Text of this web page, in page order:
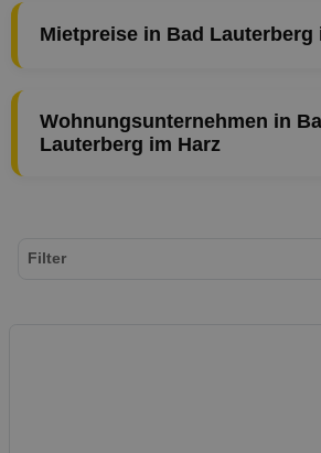
Mietpreise in Bad Lauterberg
Wohnungsunternehmen in
Lauterberg im Harz
Filter